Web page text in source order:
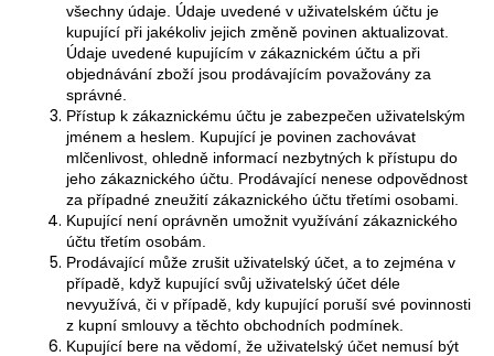
všechny údaje. Údaje uvedené v uživatelském účtu je
kupující při jakékoliv jejich změně povinen aktualizovat.
Údaje uvedené kupujícím v zákaznickém účtu a při
objednávání zboží jsou prodávajícím považovány za
správné.
Přístup k zákaznickému účtu je zabezpečen uživatelským
jménem a heslem. Kupující je povinen zachovávat
mlčenlivost, ohledně informací nezbytných k přístupu do
jeho zákaznického účtu. Prodávající nenese odpovědnost
za případné zneužití zákaznického účtu třetími osobami.
Kupující není oprávněn umožnit využívání zákaznického
účtu třetím osobám.
Prodávající může zrušit uživatelský účet, a to zejména v
případě, když kupující svůj uživatelský účet déle
nevyužívá, či v případě, kdy kupující poruší své povinnosti
z kupní smlouvy a těchto obchodních podmínek.
Kupující bere na vědomí, že uživatelský účet nemusí být